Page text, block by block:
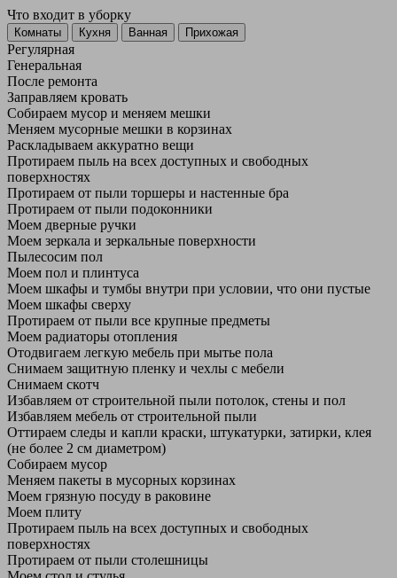
Что входит в уборку
Регу­лярная
Гене­ральная
После ремонта
Заправляем кровать
Собираем мусор и меняем мешки
Меняем мусорные мешки в корзинах
Раскладываем аккуратно вещи
Протираем пыль на всех доступных и свободных
поверхностях
Протираем от пыли торшеры и настенные бра
Протираем от пыли подоконники
Моем дверные ручки
Моем зеркала и зеркальные поверхности
Пылесосим пол
Моем пол и плинтуса
Моем шкафы и тумбы внутри при условии, что они пустые
Моем шкафы сверху
Протираем от пыли все крупные предметы
Моем радиаторы отопления
Отодвигаем легкую мебель при мытье пола
Снимаем защитную пленку и чехлы с мебели
Снимаем скотч
Избавляем от строительной пыли потолок, стены и пол
Избавляем мебель от строительной пыли
Оттираем следы и капли краски, штукатурки, затирки, клея
(не более 2 см диаметром)
Собираем мусор
Меняем пакеты в мусорных корзинах
Моем грязную посуду в раковине
Моем плиту
Протираем пыль на всех доступных и свободных
поверхностях
Протираем от пыли столешницы